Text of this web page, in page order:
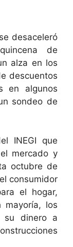
desaceleró
de
alza en los
descuentos
en algunos
sondeo de
INEGI que
mercado y
octubre de
consumidor
el hogar,
los
su dinero a